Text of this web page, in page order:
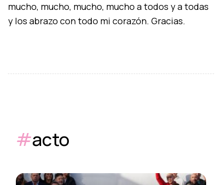
mucho, mucho, mucho, mucho a todos y a todas
y los abrazo con todo mi corazón. Gracias.
#acto